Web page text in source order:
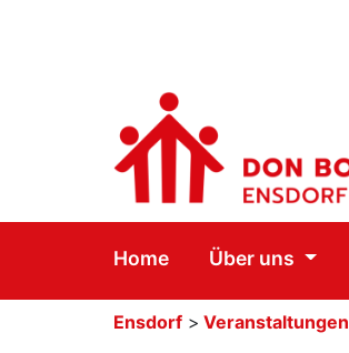
Home Über uns
Ensdorf > Veranstaltungen